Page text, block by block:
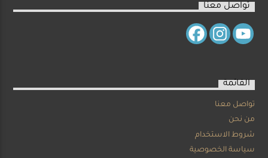
تواصل معنا
القائمة
تواصل معنا
من نحن
شروط الاستخدام
سياسة الخصوصية